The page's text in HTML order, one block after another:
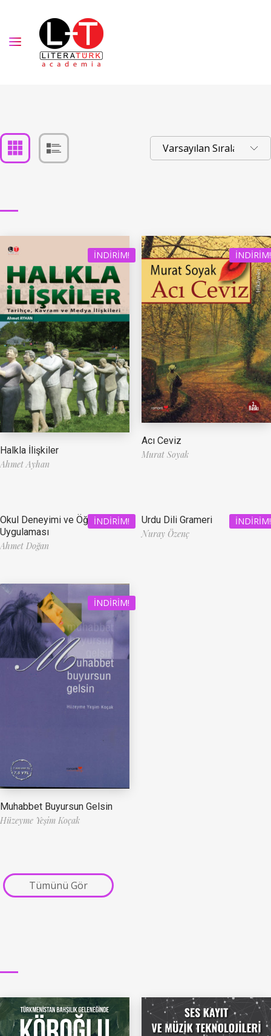
İNDIRIM!
Halkla İlişkiler
Ahmet Ayhan
İNDIRIM!
Acı Ceviz
Murat Soyak
İNDIRIM!
Okul Deneyimi ve Öğretmenlik
Uygulaması
Ahmet Doğan
İNDIRIM!
Urdu Dili Grameri
Nuray Özenç
İNDIRIM!
Muhabbet Buyursun Gelsin
Hüzeyme Yeşim Koçak
Tümünü Gör